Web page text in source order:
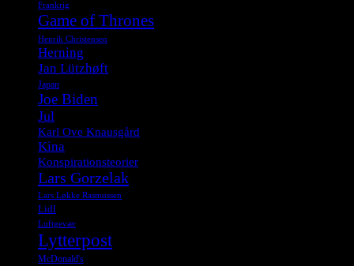
Frankrig
Game of Thrones
Henrik Christensen
Herning
Jan Lützhøft
Japan
Joe Biden
Jul
Karl Ove Knausgård
Kina
Konspirationsteorier
Lars Gorzelak
Lars Løkke Rasmussen
Lidl
Luftgevær
Lytterpost
McDonald's